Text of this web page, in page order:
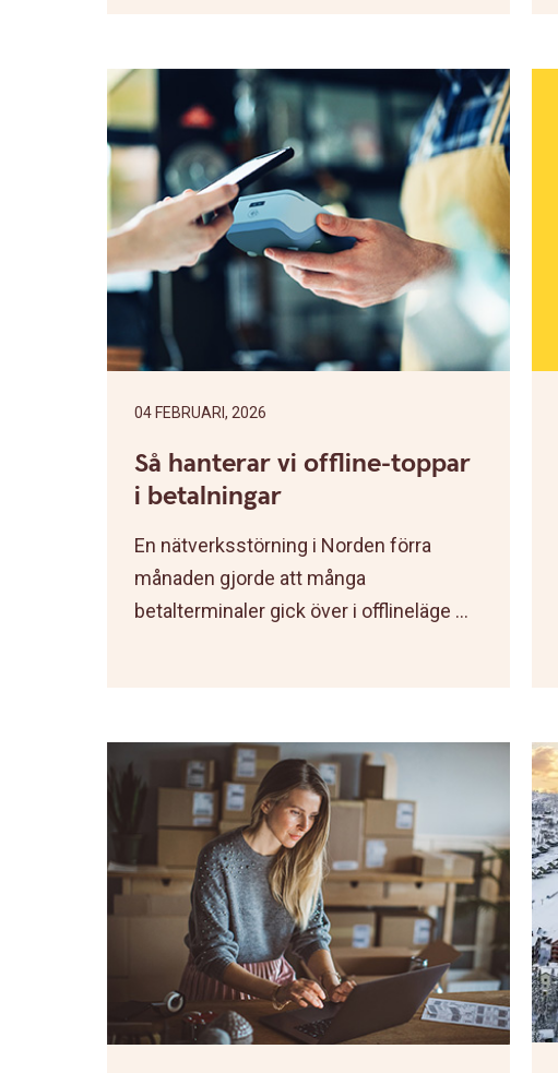
04 FEBRUARI, 2026
Så hanterar vi offline-toppar
i betalningar
En nätverksstörning i Norden förra
månaden gjorde att många
betalterminaler gick över i offlineläge ...